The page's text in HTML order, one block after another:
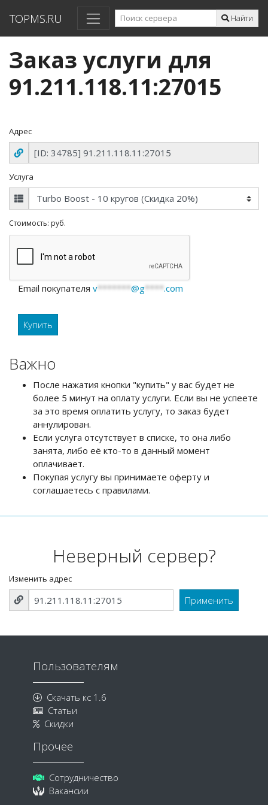
TOPMS.RU Найти
Заказ услуги для
91.211.118.11:27015
Адрес
Услуга
Стоимость: руб.
Email покупателя v*******@g****.com
Важно
После нажатия кнопки "купить" у вас будет не
более 5 минут на оплату услуги. Если вы не успеете
за это время оплатить услугу, то заказ будет
аннулирован.
Если услуга отсутствует в списке, то она либо
занята, либо её кто-то в данный момент
оплачивает.
Покупая услугу вы принимаете оферту и
соглашаетесь с правилами.
Неверный сервер?
Изменить адрес
Пользователям
Скачать кс 1.6
Статьи
Скидки
Прочее
Сотрудничество
Вакансии